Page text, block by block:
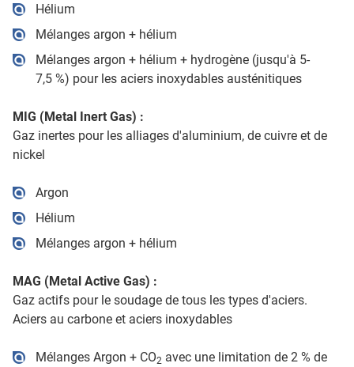
Hélium
Mélanges argon + hélium
Mélanges argon + hélium + hydrogène (jusqu'à 5-
7,5 %) pour les aciers inoxydables austénitiques
MIG (Metal Inert Gas) :
Gaz inertes pour les alliages d'aluminium, de cuivre et de
nickel
Argon
Hélium
Mélanges argon + hélium
MAG (Metal Active Gas) :
Gaz actifs pour le soudage de tous les types d'aciers.
Aciers au carbone et aciers inoxydables
Mélanges Argon + CO2 avec une limitation de 2 % de